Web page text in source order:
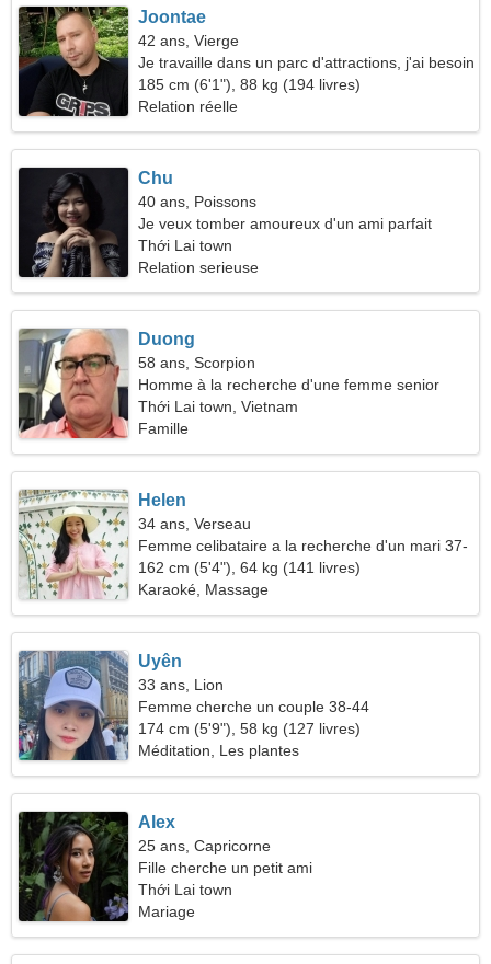
Joontae
42 ans, Vierge
Je travaille dans un parc d'attractions, j'ai besoin
d'une femme joyeuse
185 cm (6'1"), 88 kg (194 livres)
Relation réelle
Chu
40 ans, Poissons
Je veux tomber amoureux d'un ami parfait
Thới Lai town
Relation serieuse
Duong
58 ans, Scorpion
Homme à la recherche d'une femme senior
Thới Lai town, Vietnam
Famille
Helen
34 ans, Verseau
Femme celibataire a la recherche d'un mari 37-
45
162 cm (5'4"), 64 kg (141 livres)
Karaoké, Massage
Uyên
33 ans, Lion
Femme cherche un couple 38-44
174 cm (5'9"), 58 kg (127 livres)
Méditation, Les plantes
Alex
25 ans, Capricorne
Fille cherche un petit ami
Thới Lai town
Mariage